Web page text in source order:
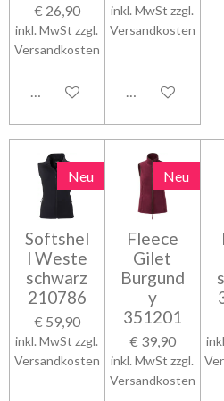
€ 26,90
inkl. MwSt zzgl.
Versandkosten
In den Warenkorb
inkl. MwSt zzgl.
Versandkosten
In den
Neu
Softshel
l Weste
schwarz
210786
€ 59,90
inkl. MwSt zzgl.
Versandkosten
Neu
Fleece
Gilet
Burgund
y
351201
€ 39,90
inkl. MwSt zzgl.
Versandkosten